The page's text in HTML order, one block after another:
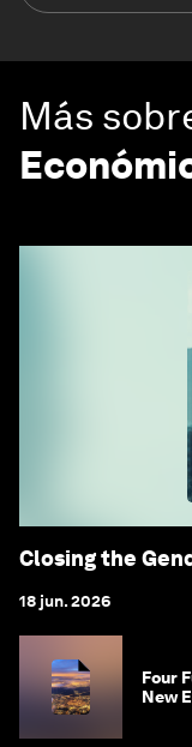
Más
Closing the
18 jun. 2026
Four
New